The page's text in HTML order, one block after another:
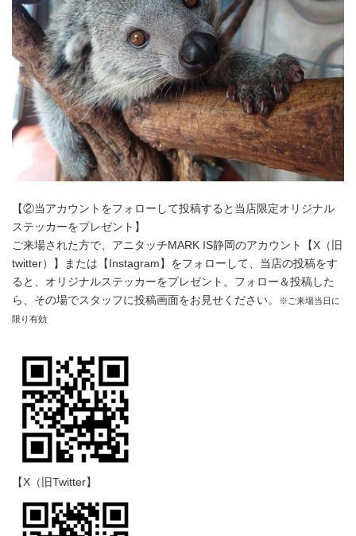
【②当アカウントをフォローして投稿すると当店限定オリジナル
ステッカーをプレゼント】
ご来場された方で、アニタッチMARK IS静岡のアカウント【X（旧
twitter）】または【Instagram】をフォローして、当店の投稿をす
ると、オリジナルステッカーをプレゼント。フォロー＆投稿した
ら、その場でスタッフに投稿画面をお見せください。
※ご来場当日に
限り有効
【X（旧Twitter】